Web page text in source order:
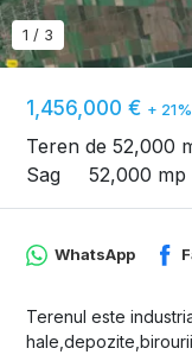
1,456,000 € +
Teren de 52,000
Sag
52,000 mp
1 / 3
WhatsApp
Terenul este